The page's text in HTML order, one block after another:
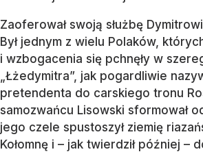
Zaoferował swoją służbę
Był jednym z wielu Polaków,
i wzbogacenia się pchnęły w
„Łżedymitra”, jak pogardliwie
pretendenta do carskiego tronu
samozwańcu Lisowski sformował
jego czele spustoszył ziemię
Kołomnę i – jak twierdził później –